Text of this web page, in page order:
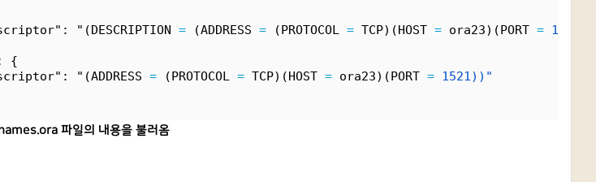
"(DESCRIPTION = (ADDRESS = (PROTOCOL = TCP)(HOST = ora23)(PORT = 1521))
{
"(ADDRESS = (PROTOCOL = TCP)(HOST = ora23)(PORT = 1521))"
파일의 내용을 불러옴